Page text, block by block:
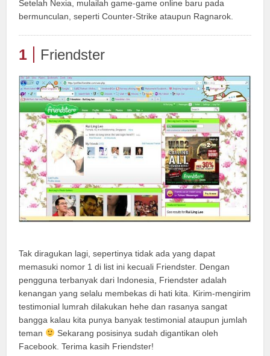
Setelah Nexia, mulailah game-game online baru pada
bermunculan, seperti Counter-Strike ataupun Ragnarok.
1 Friendster
Tak diragukan lagi, sepertinya tidak ada yang dapat
memasuki nomor 1 di list ini kecuali Friendster. Dengan
pengguna terbanyak dari Indonesia, Friendster adalah
kenangan yang selalu membekas di hati kita. Kirim-mengirim
testimonial lumrah dilakukan hehe dan rasanya sangat
bangga kalau kita punya banyak testimonial ataupun jumlah
teman
Sekarang posisinya sudah digantikan oleh
Facebook. Terima kasih Friendster!